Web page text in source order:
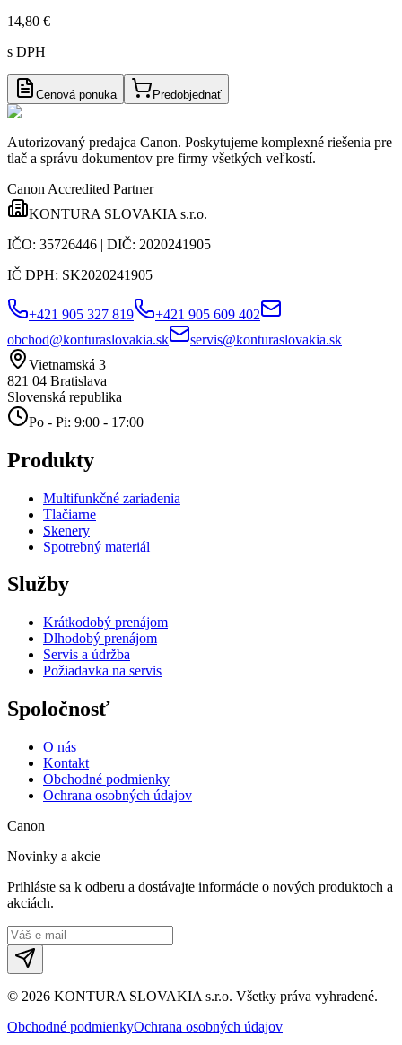
14,80 €
s DPH
Cenová ponuka Predobjednať
Autorizovaný predajca Canon. Poskytujeme komplexné riešenia pre
tlač a správu dokumentov pre firmy všetkých veľkostí.
Canon Accredited Partner
KONTURA SLOVAKIA s.r.o.
IČO: 35726446 | DIČ: 2020241905
IČ DPH: SK2020241905
+421 905 327 819
+421 905 609 402
obchod@konturaslovakia.sk
servis@konturaslovakia.sk
Vietnamská 3
821 04 Bratislava
Slovenská republika
Po - Pi: 9:00 - 17:00
Produkty
Multifunkčné zariadenia
Tlačiarne
Skenery
Spotrebný materiál
Služby
Krátkodobý prenájom
Dlhodobý prenájom
Servis a údržba
Požiadavka na servis
Spoločnosť
O nás
Kontakt
Obchodné podmienky
Ochrana osobných údajov
Canon
Novinky a akcie
Prihláste sa k odberu a dostávajte informácie o nových produktoch a
akciách.
© 2026 KONTURA SLOVAKIA s.r.o. Všetky práva vyhradené.
Obchodné podmienkyOchrana osobných údajov